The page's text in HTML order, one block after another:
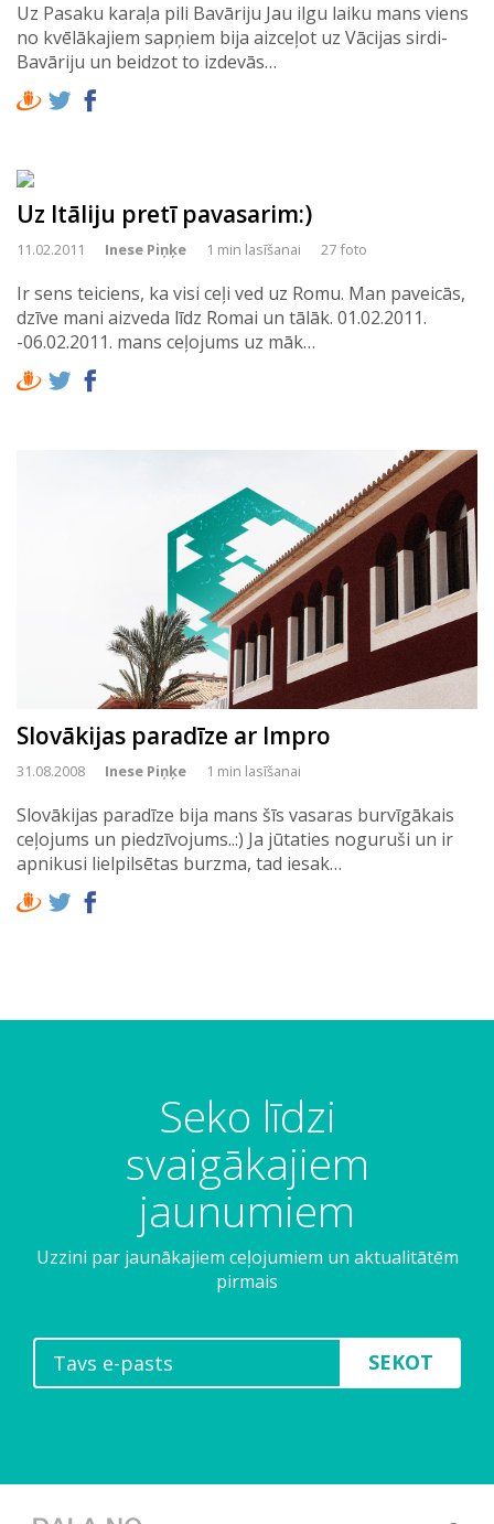
Uz Pasaku karaļa pili Bavāriju Jau ilgu laiku mans viens
no kvēlākajiem sapņiem bija aizceļot uz Vācijas sirdi-
Bavāriju un beidzot to izdevās…
Uz Itāliju pretī pavasarim:)
11.02.2011 Inese Piņķe 1 min lasīšanai 27 foto
Ir sens teiciens, ka visi ceļi ved uz Romu. Man paveicās,
dzīve mani aizveda līdz Romai un tālāk. 01.02.2011.
-06.02.2011. mans ceļojums uz māk…
Slovākijas paradīze ar Impro
31.08.2008 Inese Piņķe 1 min lasīšanai
Slovākijas paradīze bija mans šīs vasaras burvīgākais
ceļojums un piedzīvojums..:) Ja jūtaties noguruši un ir
apnikusi lielpilsētas burzma, tad iesak…
Seko līdzi
svaigākajiem
jaunumiem
Uzzini par jaunākajiem ceļojumiem un aktualitātēm
pirmais
SEKOT